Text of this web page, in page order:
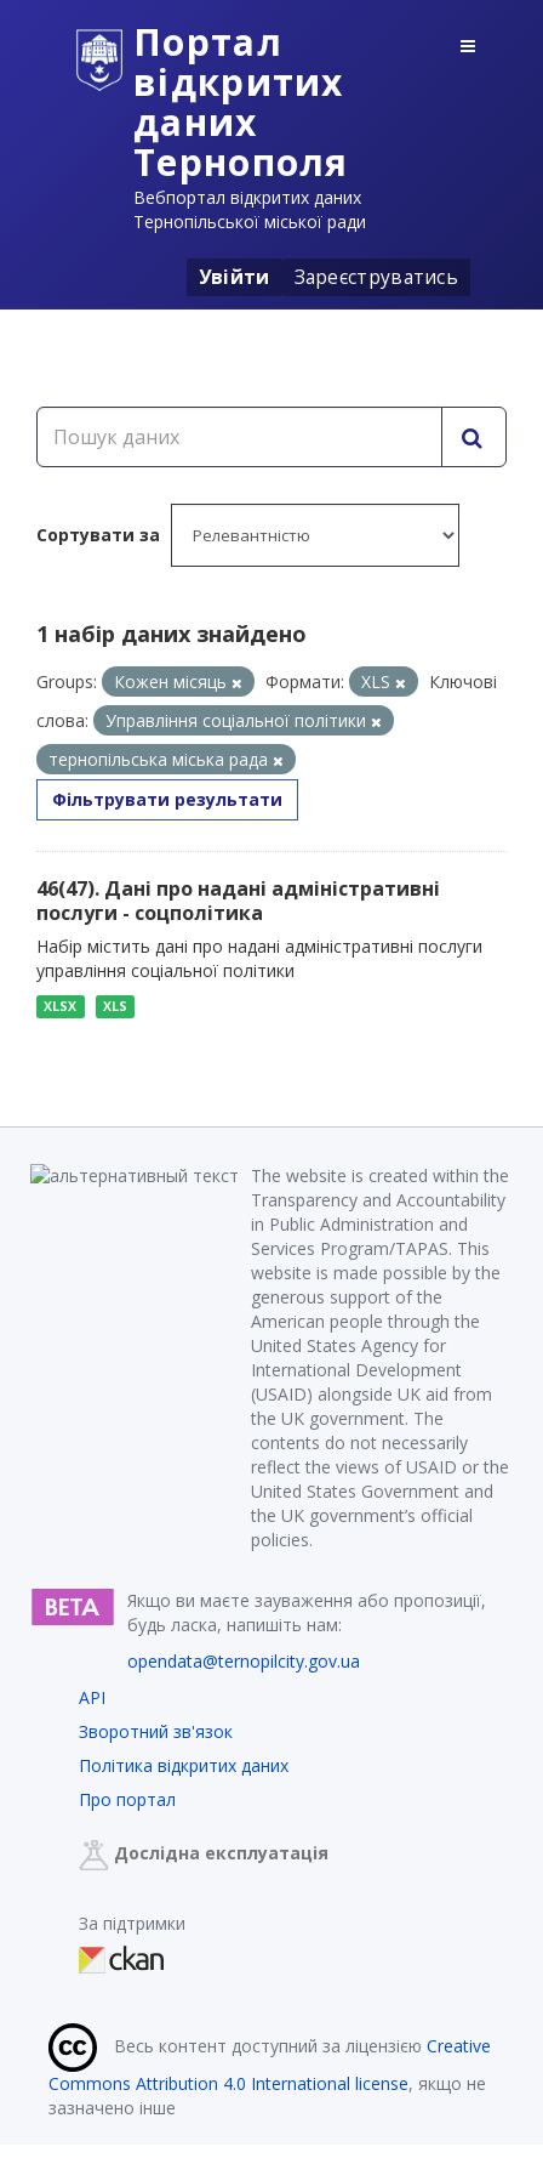
Портал
відкритих
даних
Тернополя
Вебпортал відкритих даних
Тернопільської міської ради
Увійти Зареєструватись
Сортувати за
1 набір даних знайдено
Groups: Кожен місяць Формати: XLS
Ключові
слова:
Управління соціальної політики
тернопільська міська рада
Фільтрувати результати
46(47). Дані про надані адміністративні
послуги - соцполітика
Набір містить дані про надані адміністративні послуги
управління соціальної політики
XLSX XLS
The website is created within the
Transparency and Accountability
in Public Administration and
Services Program/TAPAS. This
website is made possible by the
generous support of the
American people through the
United States Agency for
International Development
(USAID) alongside UK aid from
the UK government. The
contents do not necessarily
reflect the views of USAID or the
United States Government and
the UK government’s official
policies.
Якщо ви маєте зауваження або пропозиції,
будь ласка, напишіть нам:
opendata@ternopilcity.gov.ua
API
Зворотний зв'язок
Політика відкритих даних
Про портал
Дослідна експлуатація
За підтримки
Весь контент доступний за ліцензією Creative
Commons Attribution 4.0 International license, якщо не
зазначено інше